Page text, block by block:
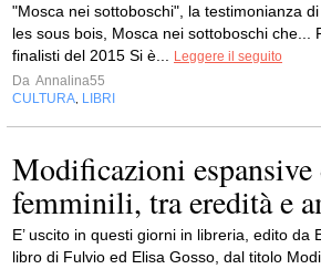
"Mosca nei sottoboschi", la testimonianza
les sous bois, Mosca nei sottoboschi che...
finalisti del 2015 Si è...
Leggere il seguito
Da Annalina55
CULTURA LIBRI
Modificazioni
femminili, tra eredità e
E’ uscito in questi giorni in libreria, edito da
libro di Fulvio ed Elisa Gosso, dal titolo